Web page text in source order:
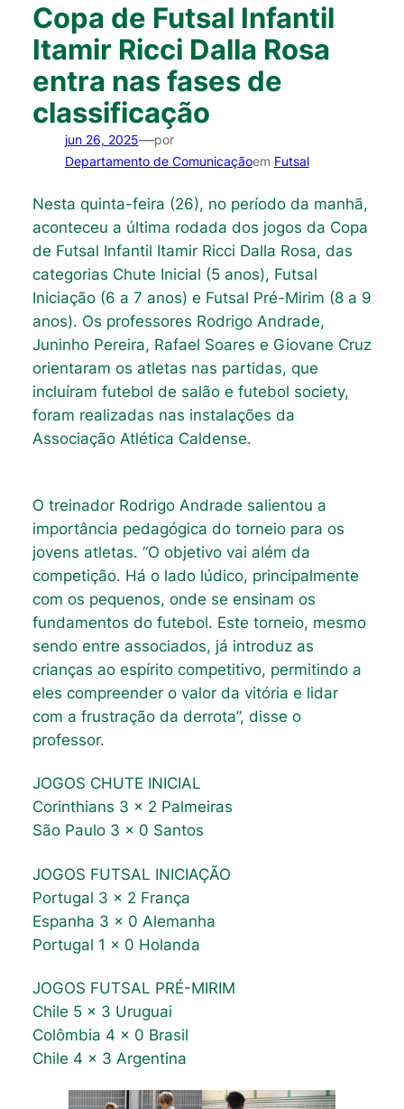
Copa de Futsal Infantil
Itamir Ricci Dalla Rosa
entra nas fases de
classificação
jun 26, 2025—por
Departamento de Comunicaçãoem Futsal
Nesta quinta-feira (26), no período da manhã,
aconteceu a última rodada dos jogos da Copa
de Futsal Infantil Itamir Ricci Dalla Rosa, das
categorias Chute Inicial (5 anos), Futsal
Iniciação (6 a 7 anos) e Futsal Pré-Mirim (8 a 9
anos). Os professores Rodrigo Andrade,
Juninho Pereira, Rafael Soares e Giovane Cruz
orientaram os atletas nas partidas, que
incluíram futebol de salão e futebol society,
foram realizadas nas instalações da
Associação Atlética Caldense.
O treinador Rodrigo Andrade salientou a
importância pedagógica do torneio para os
jovens atletas. “O objetivo vai além da
competição. Há o lado lúdico, principalmente
com os pequenos, onde se ensinam os
fundamentos do futebol. Este torneio, mesmo
sendo entre associados, já introduz as
crianças ao espírito competitivo, permitindo a
eles compreender o valor da vitória e lidar
com a frustração da derrota”, disse o
professor.
JOGOS CHUTE INICIAL
Corinthians 3 x 2 Palmeiras
São Paulo 3 x 0 Santos
JOGOS FUTSAL INICIAÇÃO
Portugal 3 x 2 França
Espanha 3 x 0 Alemanha
Portugal 1 x 0 Holanda
JOGOS FUTSAL PRÉ-MIRIM
Chile 5 x 3 Uruguai
Colômbia 4 x 0 Brasil
Chile 4 x 3 Argentina